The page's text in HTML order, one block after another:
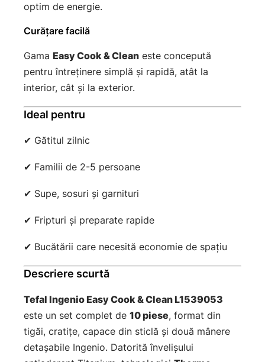
optim de energie.
Curățare facilă
Gama Easy Cook & Clean este concepută
pentru întreținere simplă și rapidă, atât la
interior, cât și la exterior.
Ideal pentru
✔ Gătitul zilnic
✔ Familii de 2-5 persoane
✔ Supe, sosuri și garnituri
✔ Fripturi și preparate rapide
✔ Bucătării care necesită economie de spațiu
Descriere scurtă
Tefal Ingenio Easy Cook & Clean L1539053
este un set complet de 10 piese, format din
tigăi, cratițe, capace din sticlă și două mânere
detașabile Ingenio. Datorită învelișului